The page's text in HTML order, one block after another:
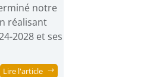
notre
réalisant
2028 et ses
Lire l'article